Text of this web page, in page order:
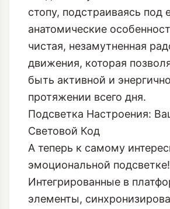
стопу, подстраиваясь под
анатомические
чистая, незамутненная
движения, которая
быть активной и
протяжении всего дня.
Подсветка Настроения:
Световой Код
А теперь к самому
эмоциональной подсветке!
Интегрированные в
элементы,